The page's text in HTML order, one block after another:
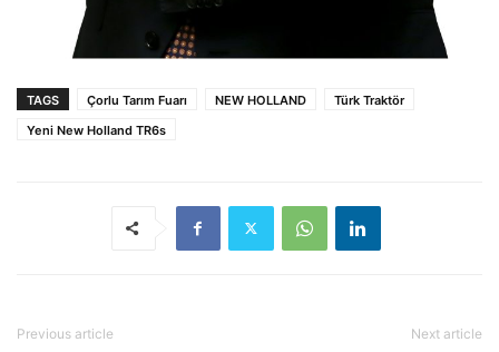
TAGS Çorlu Tarım Fuarı NEW HOLLAND
Türk Traktör
Yeni New Holland TR6s
Previous article Next article